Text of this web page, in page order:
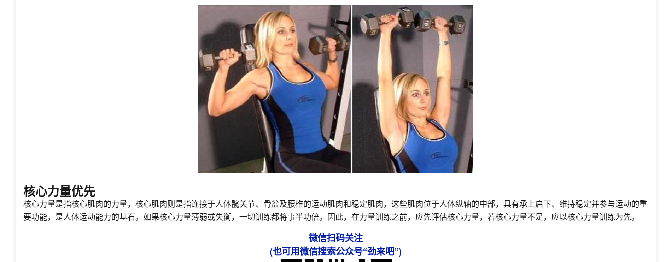
核心力量优先
核心力量是指核心肌肉的力量，核心肌肉则是指连接于人体髋关节、骨盆及腰椎的运动肌肉和稳定肌肉，这些肌肉位于人体纵轴的中部，具有承上启下、维持稳定并参与运动的重
要功能，是人体运动能力的基石。如果核心力量薄弱或失衡，一切训练都将事半功倍。因此，在力量训练之前，应先评估核心力量，若核心力量不足，应以核心力量训练为先。
微信扫码关注
(也可用微信搜索公众号“劲来吧”)